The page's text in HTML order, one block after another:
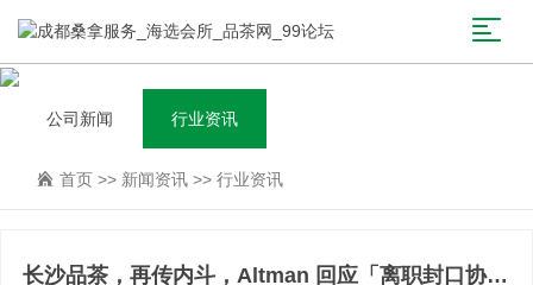
公司新闻 行业资讯
首页 >> 新闻资讯 >> 行业资讯
长沙品茶，再传内斗，Altman 回应「离职封口协